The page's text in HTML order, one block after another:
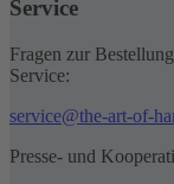
Service
Fragen zur
Service:
service@the-art-of-
Presse- und